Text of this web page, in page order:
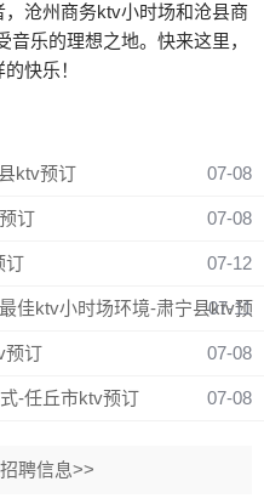
沧州商务ktv小时场和沧县商
乐的理想之地。快来这里，
快乐！
ktv预订 07-08
订 07-08
订 07-12
佳ktv小时场环境-肃宁县ktv预
07-11
预订 07-08
-任丘市ktv预订 07-08
聘信息>>